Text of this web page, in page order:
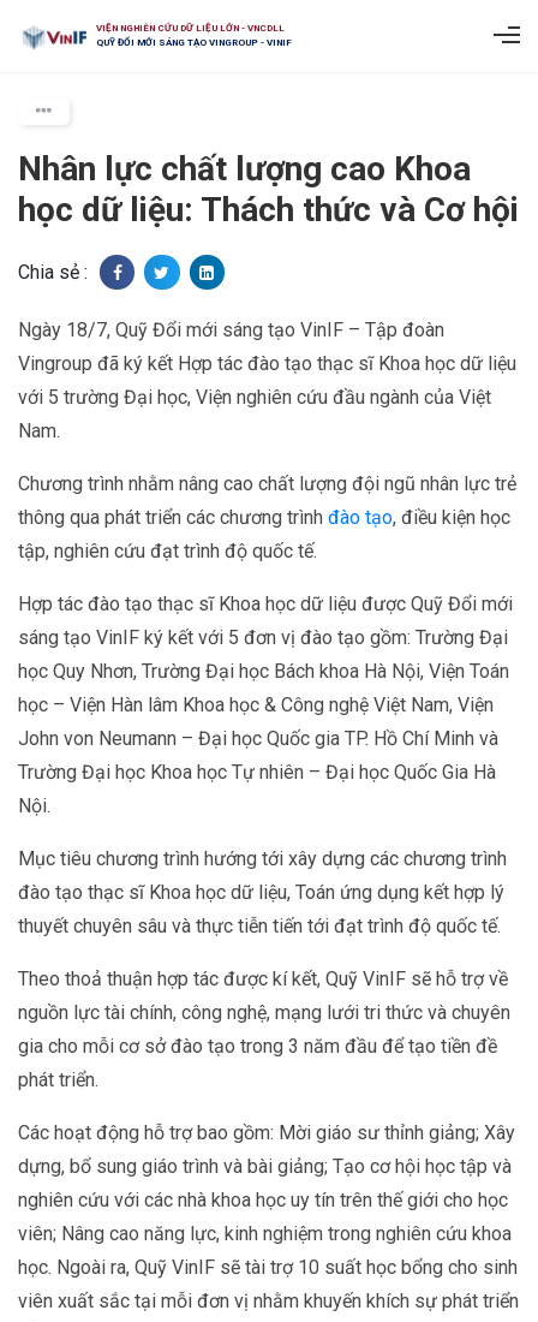
VIỆN NGHIÊN CỨU DỮ LIỆU LỚN - VNCDLL
QUỸ ĐỔI MỚI SÁNG TẠO VINGROUP - VINIF
Nhân lực chất lượng cao Khoa
học dữ liệu: Thách thức và Cơ hội
Chia sẻ :
Ngày 18/7, Quỹ Đổi mới sáng tạo VinIF – Tập đoàn
Vingroup đã ký kết Hợp tác đào tạo thạc sĩ Khoa học dữ liệu
với 5 trường Đại học, Viện nghiên cứu đầu ngành của Việt
Nam.
Chương trình nhằm nâng cao chất lượng đội ngũ nhân lực trẻ
thông qua phát triển các chương trình đào tạo, điều kiện học
tập, nghiên cứu đạt trình độ quốc tế.
Hợp tác đào tạo thạc sĩ Khoa học dữ liệu được Quỹ Đổi mới
sáng tạo VinIF ký kết với 5 đơn vị đào tạo gồm: Trường Đại
học Quy Nhơn, Trường Đại học Bách khoa Hà Nội, Viện Toán
học – Viện Hàn lâm Khoa học & Công nghệ Việt Nam, Viện
John von Neumann – Đại học Quốc gia TP. Hồ Chí Minh và
Trường Đại học Khoa học Tự nhiên – Đại học Quốc Gia Hà
Nội.
Mục tiêu chương trình hướng tới xây dựng các chương trình
đào tạo thạc sĩ Khoa học dữ liệu, Toán ứng dụng kết hợp lý
thuyết chuyên sâu và thực tiễn tiến tới đạt trình độ quốc tế.
Theo thoả thuận hợp tác được kí kết, Quỹ VinIF sẽ hỗ trợ về
nguồn lực tài chính, công nghệ, mạng lưới tri thức và chuyên
gia cho mỗi cơ sở đào tạo trong 3 năm đầu để tạo tiền đề
phát triển.
Các hoạt động hỗ trợ bao gồm: Mời giáo sư thỉnh giảng; Xây
dựng, bổ sung giáo trình và bài giảng; Tạo cơ hội học tập và
nghiên cứu với các nhà khoa học uy tín trên thế giới cho học
viên; Nâng cao năng lực, kinh nghiệm trong nghiên cứu khoa
học. Ngoài ra, Quỹ VinIF sẽ tài trợ 10 suất học bổng cho sinh
viên xuất sắc tại mỗi đơn vị nhằm khuyến khích sự phát triển